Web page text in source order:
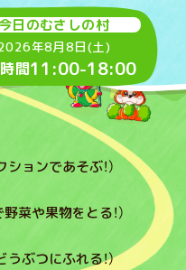
今日のむさしの村
年8月8日(土)
間11:00-18:00
ョンであそぶ！）
菜や果物をとる！）
ぶつにふれる！）